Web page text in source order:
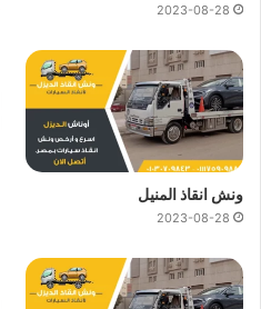
2023-08-28
ونش انقاذ المنيل
2023-08-28